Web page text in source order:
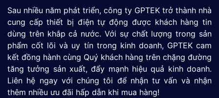
Sau nhiều năm phát triển, công ty GPTEK trở thành nhà
cung cấp thiết bị điện tự động được khách hàng tin
dùng trên khắp cả nước. Với sự chất lượng trong sản
phẩm cốt lõi và uy tín trong kinh doanh, GPTEK cam
kết đồng hành cùng Quý khách hàng trên chặng đường
tăng tưởng sản xuất, đẩy mạnh hiệu quả kinh doanh.
Liên hệ ngay với chúng tôi để nhận tư vấn và nhận
thêm nhiều ưu đãi hấp dẫn khi mua hàng!